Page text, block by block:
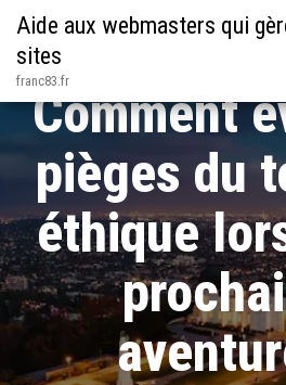
Aide aux webmasters qui
sites
franc83.fr
Comment
pièges du
éthique